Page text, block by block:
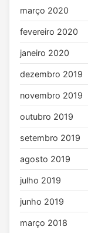
março 2020
fevereiro 2020
janeiro 2020
dezembro 2019
novembro 2019
outubro 2019
setembro 2019
agosto 2019
julho 2019
junho 2019
março 2018